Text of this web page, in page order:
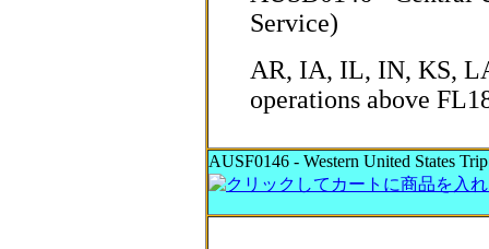
Service)
AR, IA, IL, IN, KS,
operations above
AUSF0146 - Western United States